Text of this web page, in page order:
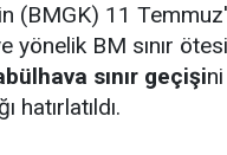
(BMGK) 11
yönelik BM sınır
sınır geçişi
hatırlatıldı.